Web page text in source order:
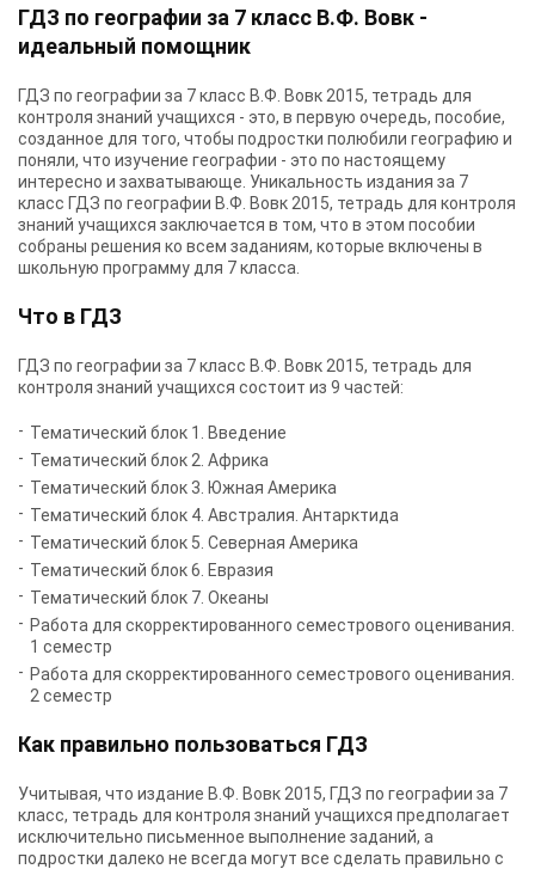
ГДЗ по географии за 7 класс В.Ф. Вовк -
идеальный помощник
ГДЗ по географии за 7 класс В.Ф. Вовк 2015, тетрадь для
контроля знаний учащихся - это, в первую очередь, пособие,
созданное для того, чтобы подростки полюбили географию и
поняли, что изучение географии - это по настоящему
интересно и захватывающе. Уникальность издания за 7
класс ГДЗ по географии В.Ф. Вовк 2015, тетрадь для контроля
знаний учащихся заключается в том, что в этом пособии
собраны решения ко всем заданиям, которые включены в
школьную программу для 7 класса.
Что в ГДЗ
ГДЗ по географии за 7 класс В.Ф. Вовк 2015, тетрадь для
контроля знаний учащихся состоит из 9 частей:
Тематический блок 1. Введение
Тематический блок 2. Африка
Тематический блок 3. Южная Америка
Тематический блок 4. Австралия. Антарктида
Тематический блок 5. Северная Америка
Тематический блок 6. Евразия
Тематический блок 7. Океаны
Работа для скорректированного семестрового оценивания.
1 семестр
Работа для скорректированного семестрового оценивания.
2 семестр
Как правильно пользоваться ГДЗ
Учитывая, что издание В.Ф. Вовк 2015, ГДЗ по географии за 7
класс, тетрадь для контроля знаний учащихся предполагает
исключительно письменное выполнение заданий, а
подростки далеко не всегда могут все сделать правильно с